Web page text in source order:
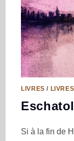
LIVRES /
Si à la fin de